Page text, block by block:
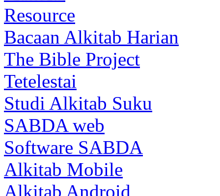
Resource
Bacaan Alkitab Harian
The Bible Project
Tetelestai
Studi Alkitab Suku
SABDA web
Software SABDA
Alkitab Mobile
Alkitab Android